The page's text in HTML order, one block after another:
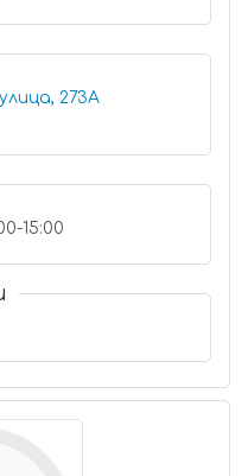
273А
15:00